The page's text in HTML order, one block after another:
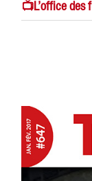
📺L’office des